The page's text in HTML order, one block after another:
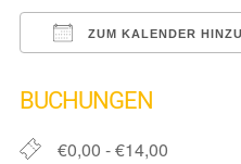
ZUM KALENDER
BUCHUNGEN
€0,00 - €14,00